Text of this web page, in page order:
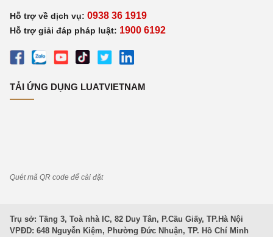
Hỗ trợ về dịch vụ: 0938 36 1919
Hỗ trợ giải đáp pháp luật: 1900 6192
TẢI ỨNG DỤNG LUATVIETNAM
Quét mã QR code để cài đặt
Trụ sở: Tầng 3, Toà nhà IC, 82 Duy Tân, P.Cầu Giấy, TP.Hà Nội
VPĐD: 648 Nguyễn Kiệm, Phường Đức Nhuận, TP. Hồ Chí Minh